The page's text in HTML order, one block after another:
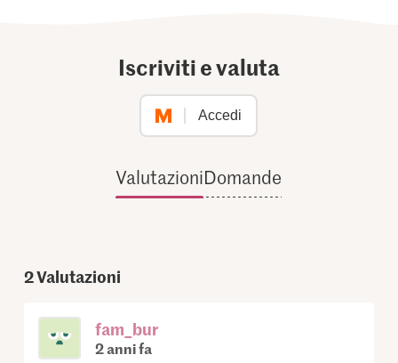
Iscriviti e valuta
Accedi
ValutazioniDomande
2Valutazioni
fam_bur
2 anni fa